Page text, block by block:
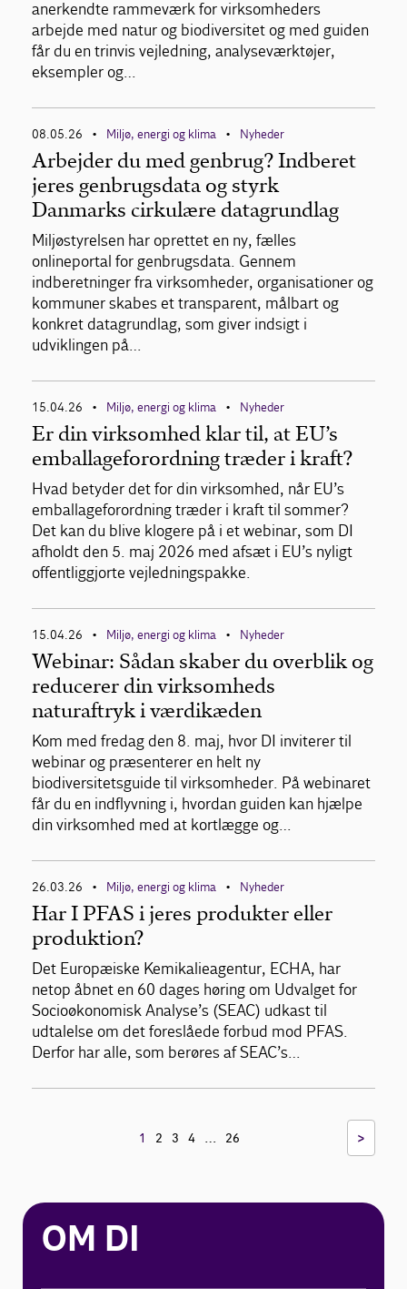
anerkendte rammeværk for virksomheders
arbejde med natur og biodiversitet og med guiden
får du en trinvis vejledning, analyseværktøjer,
eksempler og…
08.05.26 • Miljø, energi og klima • Nyheder
Arbejder du med genbrug? Indberet
jeres genbrugsdata og styrk
Danmarks cirkulære datagrundlag
Miljøstyrelsen har oprettet en ny, fælles
onlineportal for genbrugsdata. Gennem
indberetninger fra virksomheder, organisationer og
kommuner skabes et transparent, målbart og
konkret datagrundlag, som giver indsigt i
udviklingen på…
15.04.26 • Miljø, energi og klima • Nyheder
Er din virksomhed klar til, at EU’s
emballageforordning træder i kraft?
Hvad betyder det for din virksomhed, når EU’s
emballageforordning træder i kraft til sommer?
Det kan du blive klogere på i et webinar, som DI
afholdt den 5. maj 2026 med afsæt i EU’s nyligt
offentliggjorte vejledningspakke.
15.04.26 • Miljø, energi og klima • Nyheder
Webinar: Sådan skaber du overblik og
reducerer din virksomheds
naturaftryk i værdikæden
Kom med fredag den 8. maj, hvor DI inviterer til
webinar og præsenterer en helt ny
biodiversitetsguide til virksomheder. På webinaret
får du en indflyvning i, hvordan guiden kan hjælpe
din virksomhed med at kortlægge og…
26.03.26 • Miljø, energi og klima • Nyheder
Har I PFAS i jeres produkter eller
produktion?
Det Europæiske Kemikalieagentur, ECHA, har
netop åbnet en 60 dages høring om Udvalget for
Socioøkonomisk Analyse’s (SEAC) udkast til
udtalelse om det foreslåede forbud mod PFAS.
Derfor har alle, som berøres af SEAC’s…
1 2 3 4 … 26 >
OM DI